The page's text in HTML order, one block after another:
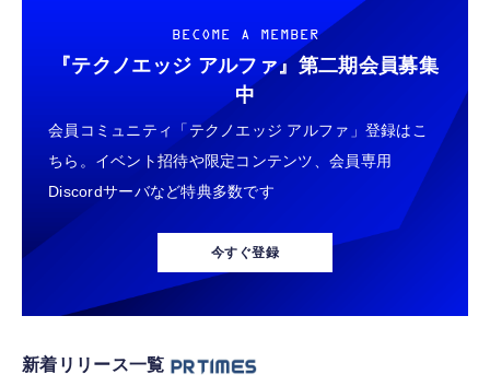
BECOME A MEMBER
『テクノエッジ アルファ』 第二期会員募集
中
会員コミュニティ「テクノエッジ アルファ」登録はこ
ちら。イベント招待や限定コンテンツ、会員専用
Discordサーバなど特典多数です
今すぐ登録
新着リリース一覧